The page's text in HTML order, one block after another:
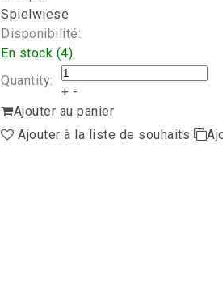
Spielwiese
Disponibilité:
En stock (4)
Quantity:
+ -
Ajouter au panier
Ajouter à la liste de souhaits